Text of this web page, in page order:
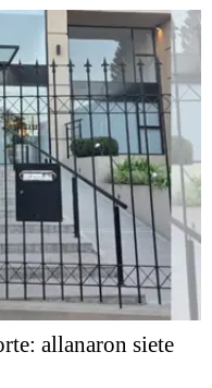
allanaron siete